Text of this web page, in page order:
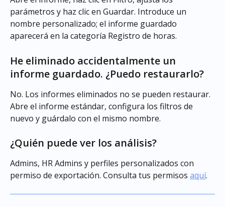
parámetros y haz clic en Guardar. Introduce un
nombre personalizado; el informe guardado
aparecerá en la categoría Registro de horas.
He eliminado accidentalmente un
informe guardado. ¿Puedo restaurarlo?
No. Los informes eliminados no se pueden restaurar.
Abre el informe estándar, configura los filtros de
nuevo y guárdalo con el mismo nombre.
¿Quién puede ver los análisis?
Admins, HR Admins y perfiles personalizados con
permiso de exportación. Consulta tus permisos aquí.